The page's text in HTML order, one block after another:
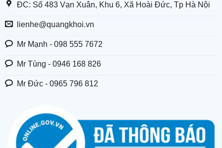
ĐC: Số 483 Vạn Xuân, Khu 6, Xã Hoài Đức, Tp Hà Nội
lienhe@quangkhoi.vn
Mr Mạnh - 098 555 7672
Mr Tùng - 0946 168 826
Mr Đức - 0965 796 812